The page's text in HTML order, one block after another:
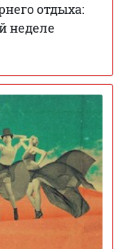
отдыха:
неделе